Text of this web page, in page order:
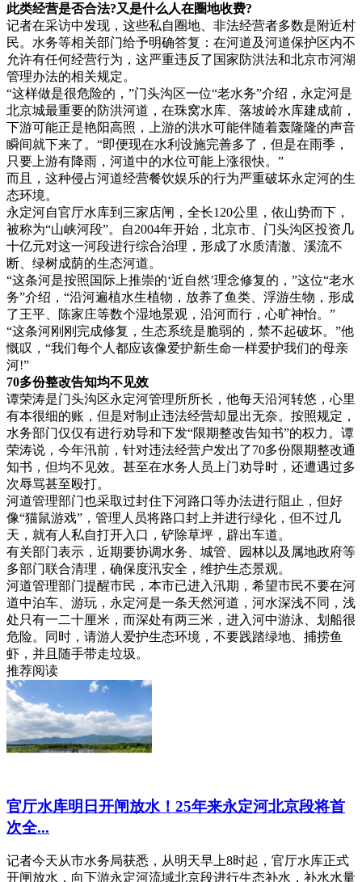
此类经营是否合法?又是什么人在圈地收费?
记者在采访中发现，这些私自圈地、非法经营者多数是附近村
民。水务等相关部门给予明确答复：在河道及河道保护区内不
允许有任何经营行为，这严重违反了国家防洪法和北京市河湖
管理办法的相关规定。
“这样做是很危险的，”门头沟区一位“老水务”介绍，永定河是
北京城最重要的防洪河道，在珠窝水库、落坡岭水库建成前，
下游可能正是艳阳高照，上游的洪水可能伴随着轰隆隆的声音
瞬间就下来了。“即便现在水利设施完善多了，但是在雨季，
只要上游有降雨，河道中的水位可能上涨很快。”
而且，这种侵占河道经营餐饮娱乐的行为严重破坏永定河的生
态环境。
永定河自官厅水库到三家店闸，全长120公里，依山势而下，
被称为“山峡河段”。自2004年开始，北京市、门头沟区投资几
十亿元对这一河段进行综合治理，形成了水质清澈、溪流不
断、绿树成荫的生态河道。
“这条河是按照国际上推崇的‘近自然’理念修复的，”这位“老水
务”介绍，“沿河遍植水生植物，放养了鱼类、浮游生物，形成
了王平、陈家庄等数个湿地景观，沿河而行，心旷神怡。”
“这条河刚刚完成修复，生态系统是脆弱的，禁不起破坏。”他
慨叹，“我们每个人都应该像爱护新生命一样爱护我们的母亲
河!”
70多份整改告知均不见效
谭荣涛是门头沟区永定河管理所所长，他每天沿河转悠，心里
有本很细的账，但是对制止违法经营却显出无奈。按照规定，
水务部门仅仅有进行劝导和下发“限期整改告知书”的权力。谭
荣涛说，今年汛前，针对违法经营户发出了70多份限期整改通
知书，但均不见效。甚至在水务人员上门劝导时，还遭遇过多
次辱骂甚至殴打。
河道管理部门也采取过封住下河路口等办法进行阻止，但好
像“猫鼠游戏”，管理人员将路口封上并进行绿化，但不过几
天，就有人私自打开入口，铲除草坪，辟出车道。
有关部门表示，近期要协调水务、城管、园林以及属地政府等
多部门联合清理，确保度汛安全，维护生态景观。
河道管理部门提醒市民，本市已进入汛期，希望市民不要在河
道中泊车、游玩，永定河是一条天然河道，河水深浅不同，浅
处只有一二十厘米，而深处有两三米，进入河中游泳、划船很
危险。同时，请游人爱护生态环境，不要践踏绿地、捕捞鱼
虾，并且随手带走垃圾。
推荐阅读
官厅水库明日开闸放水！25年来永定河北京段将首
次全...
记者今天从市水务局获悉，从明天早上8时起，官厅水库正式
开闸放水，向下游永定河流域北京段进行生态补水，补水水量